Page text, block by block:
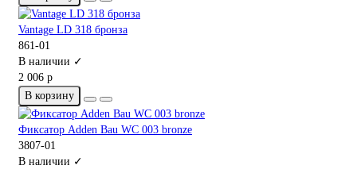
Vantage LD 318 бронза
861-01
В наличии ✓
2 006 р
В корзину
Фиксатор Adden Bau WC 003 bronze
3807-01
В наличии ✓